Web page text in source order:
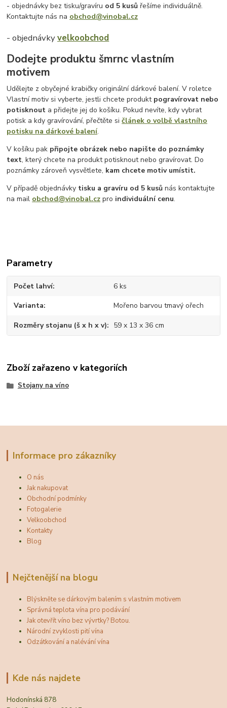
- objednávky bez tisku/gravíru od 5 kusů řešíme individuálně.
Kontaktujte nás na obchod@vinobal.cz
- objednávkyvelkoobchod
Dodejte produktu šmrnc vlastním
motivem
Udělejte z obyčejné krabičky originální dárkové balení. V roletce
Vlastní motiv si vyberte, jestli chcete produkt pogravírovat nebo
potisknout a přidejte jej do košíku. Pokud nevíte, kdy vybrat
potisk a kdy gravírování, přečtěte sičlánek o volbě vlastního
potisku na dárkové balení.
V košíku pak připojte obrázek nebo napište do poznámky
text, který chcete na produkt potisknout nebo gravírovat. Do
poznámky zároveň vysvětlete, kam chcete motiv umístit.
V případě objednávky tisku a gravíru od 5 kusů nás kontaktujte
na mail obchod@vinobal.cz pro individuální cenu.
Parametry
Počet lahví 6 ks
Varianta Mořeno barvou tmavý ořech
Rozměry stojanu (š x h x v) 59 x 13 x 36 cm
Zboží zařazeno v kategoriích
Stojany na víno
Informace pro zákazníky
O nás
Jak nakupovat
Obchodní podmínky
Fotogalerie
Velkoobchod
Kontakty
Blog
Nejčtenější na blogu
Blýskněte se dárkovým balením s vlastním motivem
Správná teplota vína pro podávání
Jak otevřít víno bez vývrtky? Botou.
Národní zvyklosti pití vína
Odzátkování a nalévání vína
Kde nás najdete
Hodonínská 878